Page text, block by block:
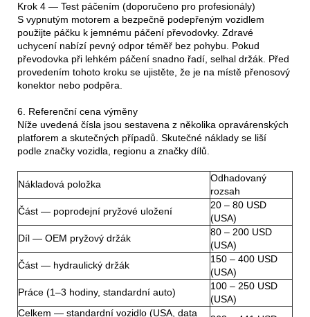
Krok 4 — Test páčením (doporučeno pro profesionály)
S vypnutým motorem a bezpečně podepřeným vozidlem
použijte páčku k jemnému páčení převodovky. Zdravé
uchycení nabízí pevný odpor téměř bez pohybu. Pokud
převodovka při lehkém páčení snadno řadí, selhal držák. Před
provedením tohoto kroku se ujistěte, že je na místě přenosový
konektor nebo podpěra.
6. Referenční cena výměny
Níže uvedená čísla jsou sestavena z několika opravárenských
platforem a skutečných případů. Skutečné náklady se liší
podle značky vozidla, regionu a značky dílů.
Nákladová položka
Odhadovaný
rozsah
Část — poprodejní pryžové uložení
20 – 80 USD
(USA)
Díl — OEM pryžový držák
80 – 200 USD
(USA)
Část — hydraulický držák
150 – 400 USD
(USA)
Práce (1–3 hodiny, standardní auto)
100 – 250 USD
(USA)
Celkem — standardní vozidlo (USA, data